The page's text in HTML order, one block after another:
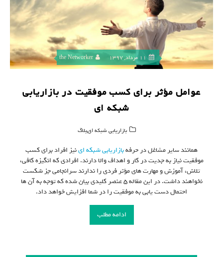
11 مرداد, 1397 the Networker
عوامل مؤثر برای کسب موفقیت در بازاریابی
شبکه ای
بازاریابی شبکه ای,بلاگ
همانند سایر مشاغل در حرفهبازاریابی شبکه اینیز افراد برای کسب
موفقیت نیاز به جدیت در کار و اهداف والا دارند. افرادی که انگیزه کافی،
تلاش، آموزش و مهارت های مؤثر فردی را ندارند سرانجامی جز شکست
نخواهند داشت. در این مقاله ۵ عنصر کلیدی بیان شده که توجه به آن ها
احتمال دست یابی به موفقیت را در شما افزایش خواهد داد.
ادامه مطلب